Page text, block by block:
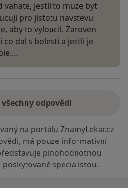
vahate, jestli to muze byt
pro jistotu navstevu
aby to vyloucil. Zaroven
dal s bolesti a jestli je
odpovědi
na portálu ZnamyLekar.cz
má pouze informativní
plnohodnotnou
specialistou.